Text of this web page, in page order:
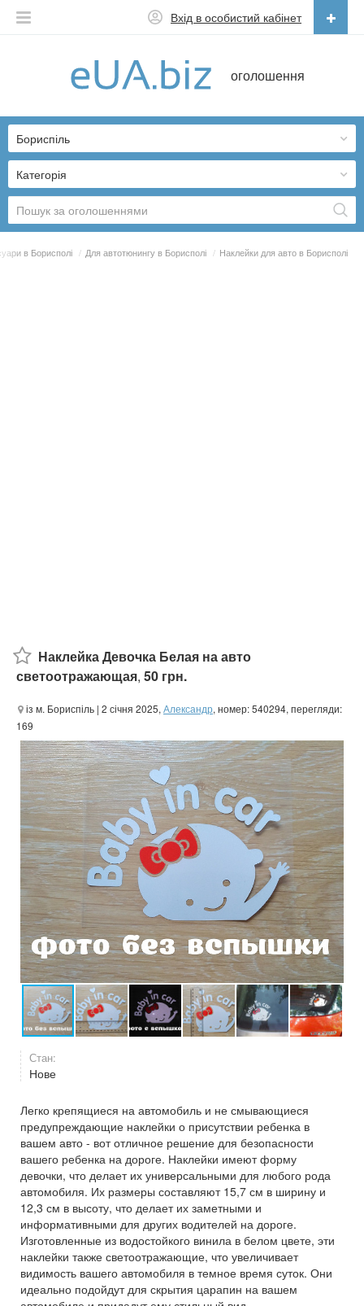
оголошення
Вхід в особистий кабінет
Українська
Категорія
Бориспіль
в Борисполі / Для автотюнингу в Борисполі / Наклейки для авто в Борисполі
Наклейка Девочка Белая на авто
светоотражающая, 50 грн.
із м. Бориспіль | 2 січня 2025, Александр, номер: 540294, перегляди:
169
Стан:
Нове
Легко крепящиеся на автомобиль и не смывающиеся
предупреждающие наклейки о присутствии ребенка в
вашем авто - вот отличное решение для безопасности
вашего ребенка на дороге. Наклейки имеют форму
девочки, что делает их универсальными для любого рода
автомобиля. Их размеры составляют 15,7 см в ширину и
12,3 см в высоту, что делает их заметными и
информативными для других водителей на дороге.
Изготовленные из водостойкого винила в белом цвете, эти
наклейки также светоотражающие, что увеличивает
видимость вашего автомобиля в темное время суток. Они
идеально подойдут для скрытия царапин на вашем